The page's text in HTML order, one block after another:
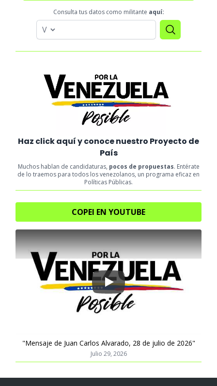
Consulta tus datos como militante aquí:
Haz click aquí y conoce nuestro Proyecto de
País
Muchos hablan de candidaturas, pocos de propuestas. Entérate
de lo traemos para todos los venezolanos, un programa eficaz en
Políticas Públicas.
COPEI EN YOUTUBE
Play
"Mensaje de Juan Carlos Alvarado, 28 de julio de 2026"
Julio 29, 2026